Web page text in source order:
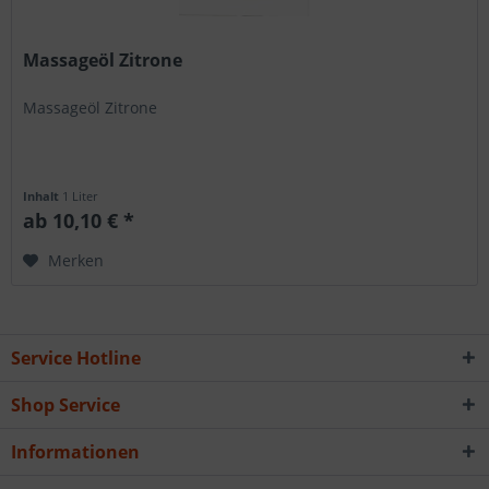
Massageöl Zitrone
Massageöl Zitrone
Inhalt 1 Liter
ab 10,10 € *
Merken
Service Hotline
Shop Service
Informationen